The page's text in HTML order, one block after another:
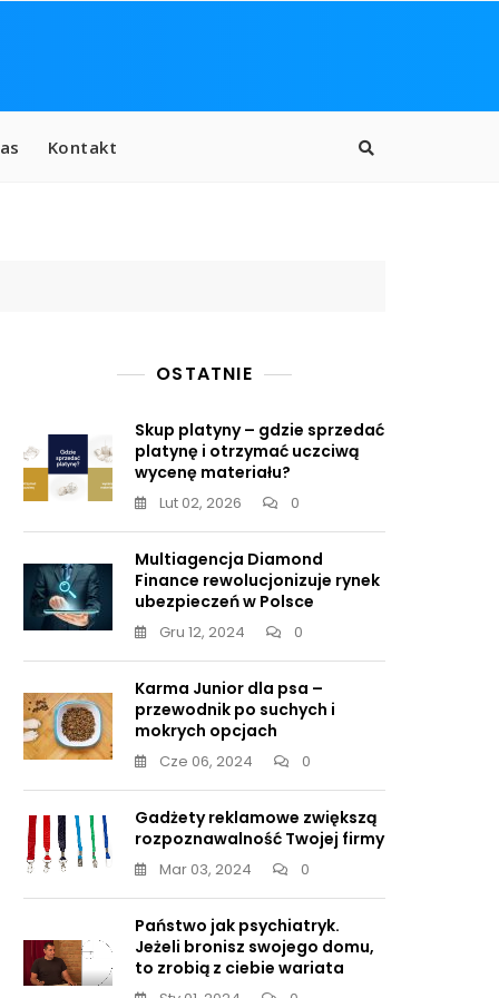
Kontakt
OSTATNIE
Skup platyny – gdzie sprzedać
platynę i otrzymać uczciwą
wycenę materiału?
Lut 02, 2026 0
Multiagencja Diamond
Finance rewolucjonizuje rynek
ubezpieczeń w Polsce
Gru 12, 2024 0
Karma Junior dla psa –
przewodnik po suchych i
mokrych opcjach
Cze 06, 2024 0
Gadżety reklamowe zwiększą
rozpoznawalność Twojej firmy
Mar 03, 2024 0
Państwo jak psychiatryk.
Jeżeli bronisz swojego domu,
to zrobią z ciebie wariata